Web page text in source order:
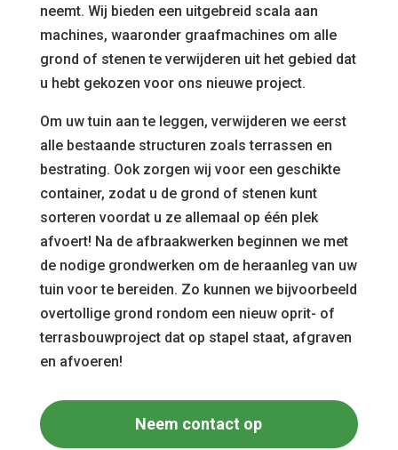
neemt. Wij bieden een uitgebreid scala aan
machines, waaronder graafmachines om alle
grond of stenen te verwijderen uit het gebied dat
u hebt gekozen voor ons nieuwe project.
Om uw tuin aan te leggen, verwijderen we eerst
alle bestaande structuren zoals terrassen en
bestrating. Ook zorgen wij voor een geschikte
container, zodat u de grond of stenen kunt
sorteren voordat u ze allemaal op één plek
afvoert! Na de afbraakwerken beginnen we met
de nodige grondwerken om de heraanleg van uw
tuin voor te bereiden. Zo kunnen we bijvoorbeeld
overtollige grond rondom een nieuw oprit- of
terrasbouwproject dat op stapel staat, afgraven
en afvoeren!
Neem contact op